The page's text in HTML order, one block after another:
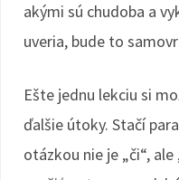
akými sú chudoba a
uveria, bude to
Ešte jednu lekciu si
ďalšie útoky. Stačí
otázkou nie je „či“,